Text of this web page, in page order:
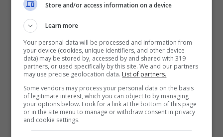
Ci sono delle novità che arrivano ora e che
riguardano proprio quello che può
accadere in estate con
Store and/or access information on a device
Learn more
Your personal data will be processed and information from
your device (cookies, unique identifiers, and other device
data) may be stored by, accessed by and shared with 319
partners, or used specifically by this site. We and our partners
may use precise geolocation data. List of partners.
Some vendors may process your personal data on the basis
of legitimate interest, which you can object to by managing
your options below. Look for a link at the bottom of this page
or in the site menu to manage or withdraw consent in privacy
and cookie settings.